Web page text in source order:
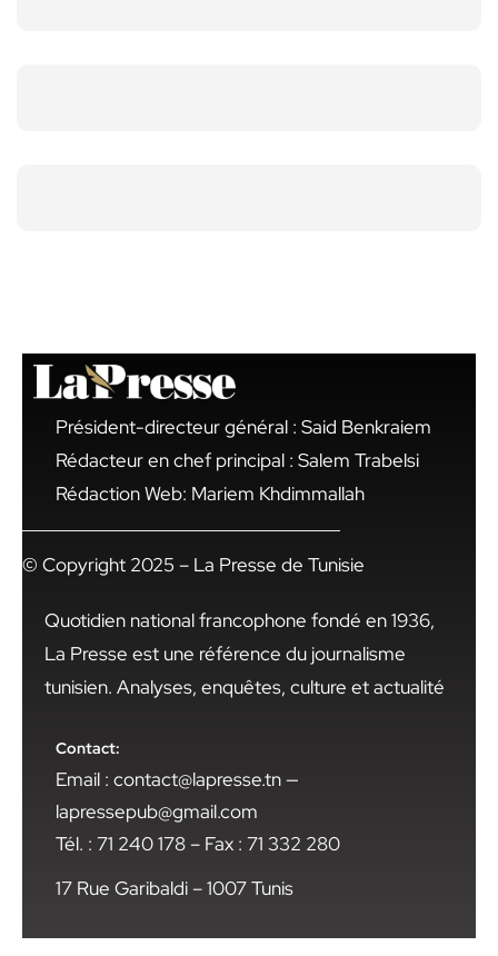
Président-directeur général : Said Benkraiem
Rédacteur en chef principal : Salem Trabelsi
Rédaction Web: Mariem Khdimmallah
© Copyright 2025 – La Presse de Tunisie
Quotidien national francophone fondé en 1936,
La Presse est une référence du journalisme
tunisien. Analyses, enquêtes, culture et actualité
Contact:
Email : contact@lapresse.tn —
lapressepub@gmail.com
Tél. : 71 240 178 – Fax : 71 332 280
17 Rue Garibaldi – 1007 Tunis